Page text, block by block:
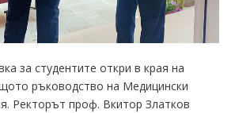
за студентите откри в края на
ръководство на Медицински
Ректорът проф. Вкитор Златков